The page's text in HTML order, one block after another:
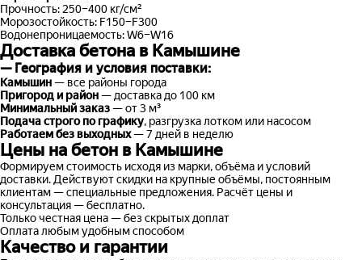
Прочность: 250–400 кг/см²
Морозостойкость: F150–F300
Водонепроницаемость: W6–W16
Доставка бетона в Камышине
— География и условия поставки:
Камышин— все районы города
Пригород и район— доставка до 100 км
Минимальный заказ— от 3 м³
Подача строго по графику, разгрузка лотком или насосом
Работаем без выходных— 7 дней в неделю
Цены на бетон в Камышине
Формируем стоимость исходя из марки, объёма и условий
доставки. Действуют скидки на крупные объёмы, постоянным
клиентам — специальные предложения. Расчёт цены и
консультация — бесплатно.
Только честная цена — без скрытых доплат
Оплата любым удобным способом
Качество и гарантии